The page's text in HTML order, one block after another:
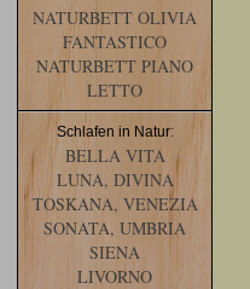
NATURBETT OLIVIA
FANTASTICO
NATURBETT PIANO
LETTO
Schlafen in Natur:
BELLA VITA
LUNA, DIVINA
TOSKANA, VENEZIA
SONATA, UMBRIA
SIENA
LIVORNO